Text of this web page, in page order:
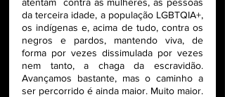
da terceira idade, a população LGBTQIA+,
os indígenas e, acima de tudo, contra os
negros e pardos, mantendo viva, de
forma por vezes dissimulada por vezes
nem tanto, a chaga da escravidão.
Avançamos bastante, mas o caminho a
ser percorrido é ainda maior. Muito maior.